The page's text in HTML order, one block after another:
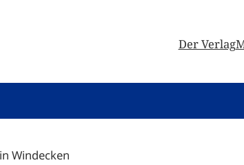
Der Verlag
Windecken